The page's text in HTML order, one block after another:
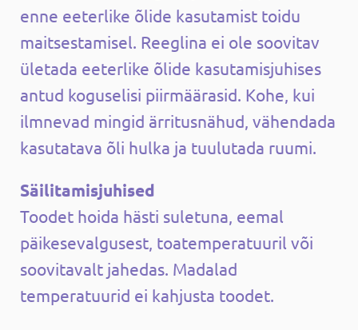
enne eeterlike õlide kasutamist toidu
maitsestamisel. Reeglina ei ole soovitav
ületada eeterlike õlide kasutamisjuhises
antud koguselisi piirmäärasid. Kohe, kui
ilmnevad mingid ärritusnähud, vähendada
kasutatava õli hulka ja tuulutada ruumi.
Säilitamisjuhised
Toodet hoida hästi suletuna, eemal
päikesevalgusest, toatemperatuuril või
soovitavalt jahedas. Madalad
temperatuurid ei kahjusta toodet.